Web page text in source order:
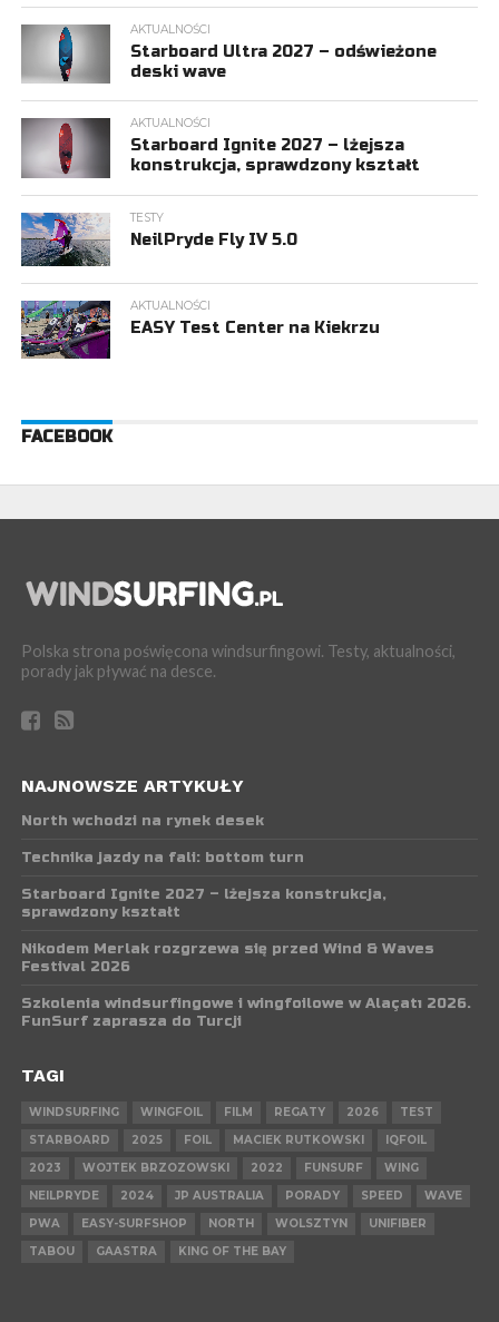
AKTUALNOŚCI
Starboard Ultra 2027 – odświeżone
deski wave
AKTUALNOŚCI
Starboard Ignite 2027 – lżejsza
konstrukcja, sprawdzony kształt
TESTY
NeilPryde Fly IV 5.0
AKTUALNOŚCI
EASY Test Center na Kiekrzu
FACEBOOK
Polska strona poświęcona windsurfingowi. Testy, aktualności,
porady jak pływać na desce.
NAJNOWSZE ARTYKUŁY
North wchodzi na rynek desek
Technika jazdy na fali: bottom turn
Starboard Ignite 2027 – lżejsza konstrukcja,
sprawdzony kształt
Nikodem Merlak rozgrzewa się przed Wind & Waves
Festival 2026
Szkolenia windsurfingowe i wingfoilowe w Alaçatı 2026.
FunSurf zaprasza do Turcji
TAGI
WINDSURFING WINGFOIL FILM REGATY 2026
TEST
STARBOARD
2025 FOIL MACIEK RUTKOWSKI
IQFOIL
2023
WOJTEK BRZOZOWSKI 2022 FUNSURF
WING
NEILPRYDE
2024 JP AUSTRALIA PORADY SPEED
WAVE
PWA
EASY-SURFSHOP NORTH WOLSZTYN
UNIFIBER
TABOU
GAASTRA KING OF THE BAY